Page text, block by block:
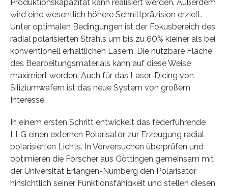
Produktionskapazität kann realisiert werden. Außerdem
wird eine wesentlich höhere Schnittpräzision erzielt.
Unter optimalen Bedingungen ist der Fokusbereich des
radial polarisierten Strahls um bis zu 60% kleiner als bei
konventionell erhältlichen Lasern. Die nutzbare Fläche
des Bearbeitungsmaterials kann auf diese Weise
maximiert werden. Auch für das Laser-Dicing von
Siliziumwafern ist das neue System von großem
Interesse.
In einem ersten Schritt entwickelt das federführende
LLG einen externen Polarisator zur Erzeugung radial
polarisierten Lichts. In Vorversuchen überprüfen und
optimieren die Forscher aus Göttingen gemeinsam mit
der Universität Erlangen-Nürnberg den Polarisator
hinsichtlich seiner Funktionsfähigkeit und stellen diesen